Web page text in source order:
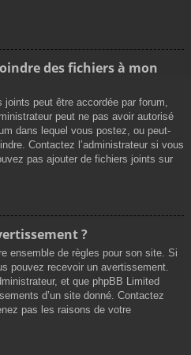
des fichiers à mon
joints peut être accordée par forum,
peut ne pas avoir autorisé
dans lequel vous postez, ou peut-
Contactez l’administrateur si vous
pas ajouter de fichiers joints sur
?
ensemble de règles pour son site. Si
pouvez recevoir un avertissement.
et que phpBB Limited
d’un site donné. Contactez
pas les raisons de votre